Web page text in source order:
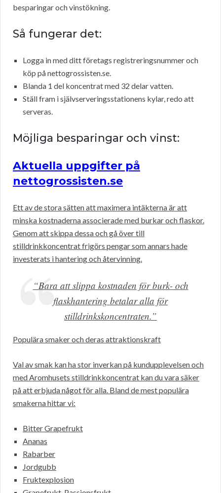
besparingar och vinstökning.
Så fungerar det:
Logga in med ditt företags registreringsnummer och
köp på nettogrossisten.se.
Blanda 1 del koncentrat med 32 delar vatten.
Ställ fram i självserveringsstationens kylar, redo att
serveras.
Möjliga besparingar och vinst:
Aktuella uppgifter på
nettogrossisten.se
Ett av de stora sätten att maximera intäkterna är att
minska kostnaderna associerade med burkar och flaskor.
Genom att skippa dessa och gå över till
stilldrinkkoncentrat frigörs pengar som annars hade
investerats i hantering och återvinning.
“Bara att slippa kostnaden för burk- och
flaskhantering betalar alla för
stilldrinkskoncentraten.”
Populära smaker och deras attraktionskraft
Val av smak kan ha stor inverkan på kundupplevelsen och
med Aromhusets stilldrinkkoncentrat kan du vara säker
på att erbjuda något för alla. Bland de mest populära
smakerna hittar vi:
Bitter Grapefrukt
Ananas
Rabarber
Jordgubb
Fruktexplosion